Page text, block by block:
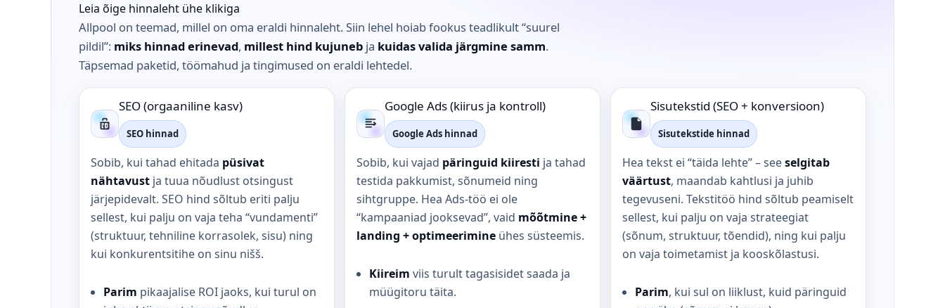
Leia õige hinnaleht ühe klikiga
Allpool on teemad, millel on oma eraldi hinnaleht. Siin lehel hoiab fookus teadlikult “suurel
pildil”: miks hinnad erinevad, millest hind kujuneb ja kuidas valida järgmine samm.
Täpsemad paketid, töömahud ja tingimused on eraldi lehtedel.
SEO (orgaaniline kasv)
SEO hinnad
Sobib, kui tahad ehitada püsivat
nähtavust ja tuua nõudlust otsingust
järjepidevalt. SEO hind sõltub eriti palju
sellest, kui palju on vaja teha “vundamenti”
(struktuur, tehniline korrasolek, sisu) ning
kui konkurentsitihe on sinu nišš.
Parim pikaajalise ROI jaoks, kui turul on
Google Ads (kiirus ja kontroll)
Google Ads hinnad
Sobib, kui vajad päringuid kiiresti ja tahad
testida pakkumist, sõnumeid ning
sihtgruppe. Hea Ads-töö ei ole
“kampaaniad jooksevad”, vaid mõõtmine +
landing + optimeerimine ühes süsteemis.
Kiireim viis turult tagasisidet saada ja
müügitoru täita.
Sisutekstid (SEO + konversioon)
Sisutekstide hinnad
Hea tekst ei “täida lehte” – seeselgitab
väärtust, maandab kahtlusi ja juhib
tegevuseni. Tekstitöö hind sõltub peamiselt
sellest, kui palju on vaja strateegiat
(sõnum, struktuur, tõendid), ning kui palju
on vaja toimetamist ja kooskõlastusi.
Parim, kui sul on liiklust, kuid päringuid